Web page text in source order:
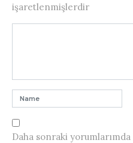
işaretlenmişlerdir
Daha sonraki yorumlarımda